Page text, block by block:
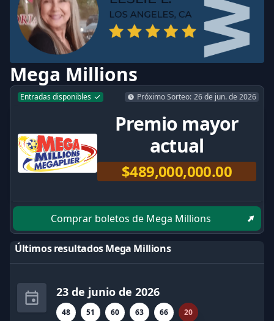
Mega Millions
Entradas disponibles Próximo Sorteo: 26 de jun. de 2026
Premio mayor
actual
$489,000,000.00
Comprar boletos de Mega Millions
Últimos resultados Mega Millions
23 de junio de 2026
48 51 60 63
66
20